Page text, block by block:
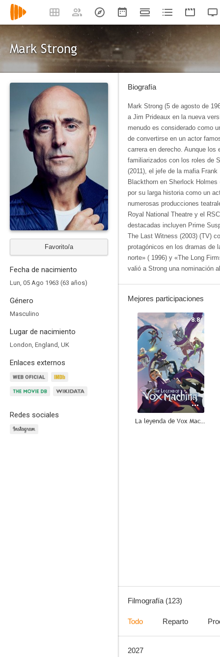
Mark Strong
Favorito/a
Fecha de nacimiento
Lun, 05 Ago 1963 (63 años)
Género
Masculino
Lugar de nacimiento
London, England, UK
Enlaces externos
Redes sociales
Biografía
Mark Strong (5 de agosto de
a Jim Prideaux en la nueva
menudo es considerado como
de convertirse en un actor
carrera en derecho. Aunque los
familiarizados con los roles de
(2011), el jefe de la mafia
Blackthorn en Sherlock
por su larga historia como un
numerosas producciones
Royal National Theatre y el
destacadas incluyen Prime
The Last Witness (2003) (TV)
protagónicos en los dramas de
norte» ( 1996) y «The Long
valió a Strong una nominación
Mejores participaciones
8.8
La leyenda de Vox Machina
Filmografía (123)
Todo Reparto
2027